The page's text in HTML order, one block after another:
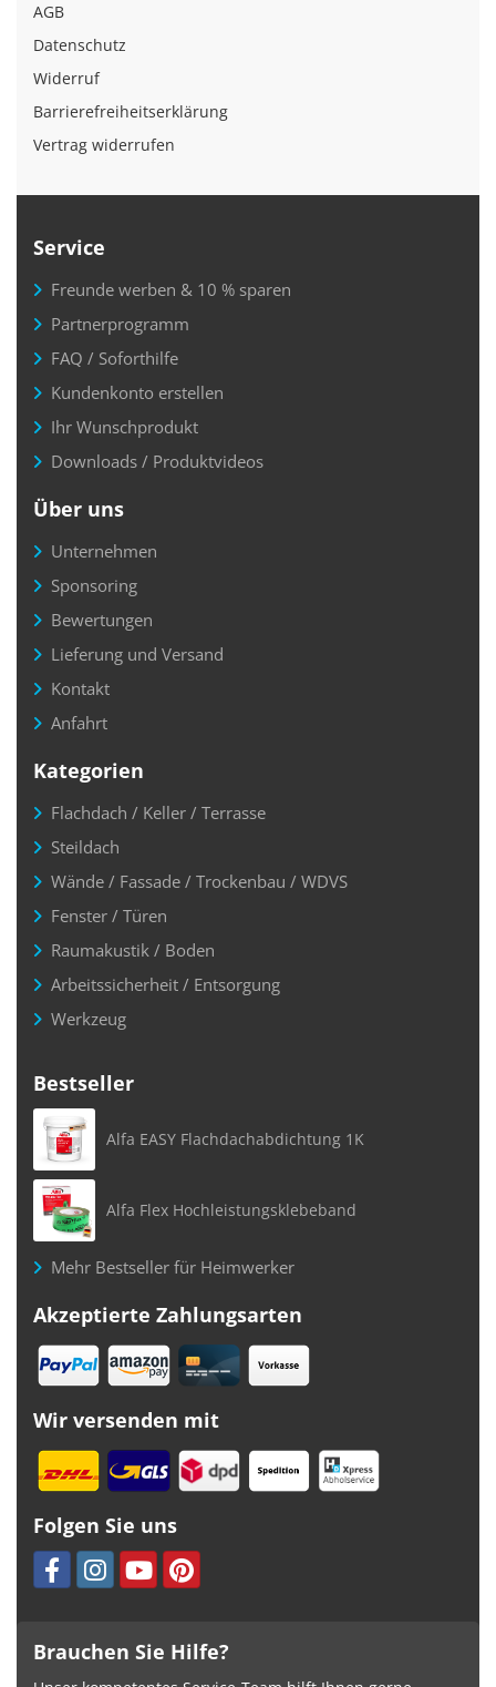
AGB
Datenschutz
Widerruf
Barrierefreiheitserklärung
Vertrag widerrufen
Service
Freunde werben & 10 % sparen
Partnerprogramm
FAQ / Soforthilfe
Kundenkonto erstellen
Ihr Wunschprodukt
Downloads / Produktvideos
Über uns
Unternehmen
Sponsoring
Bewertungen
Lieferung und Versand
Kontakt
Anfahrt
Kategorien
Flachdach / Keller / Terrasse
Steildach
Wände / Fassade / Trockenbau / WDVS
Fenster / Türen
Raumakustik / Boden
Arbeitssicherheit / Entsorgung
Werkzeug
Bestseller
Alfa EASY Flachdachabdichtung 1K
Alfa Flex Hochleistungsklebeband
Mehr Bestseller für Heimwerker
Akzeptierte Zahlungsarten
Wir versenden mit
Folgen Sie uns
Brauchen Sie Hilfe?